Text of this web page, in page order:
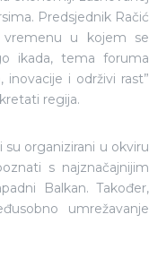
Predsjednik Račić
u kojem se
ikada, tema foruma
inovacije i održivi rast”
regija.
su organizirani u okviru
s najznačajnijim
Balkan. Također,
umrežavanje